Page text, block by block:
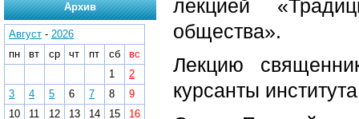
лекцией
общества».
Лекцию
курсанты
Архив
Август - 2026
пн
вт ср чт пт сб
вс
1
2
3
4 5 6 7 8
9
10
11 12 13 14 15
16